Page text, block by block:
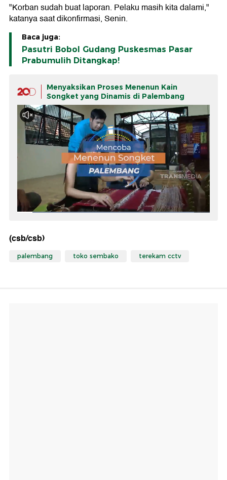
"Korban sudah buat laporan. Pelaku masih kita dalami,"
katanya saat dikonfirmasi, Senin.
Baca juga:
Pasutri Bobol Gudang Puskesmas Pasar
Prabumulih Ditangkap!
Menyaksikan Proses Menenun Kain
Songket yang Dinamis di Palembang
(csb/csb)
palembang toko sembako terekam cctv